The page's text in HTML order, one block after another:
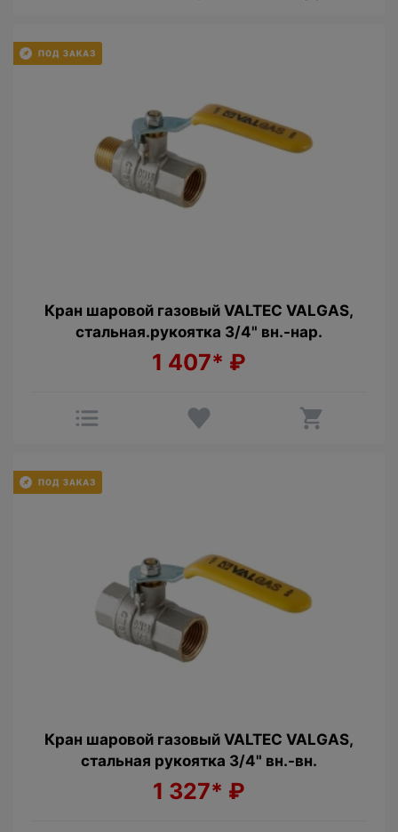
Кран шаровой газовый VALTEC VALGAS,
стальная.рукоятка 3/4" вн.-нар.
1 407* ₽
Кран шаровой газовый VALTEC VALGAS,
стальная рукоятка 3/4" вн.-вн.
1 327* ₽